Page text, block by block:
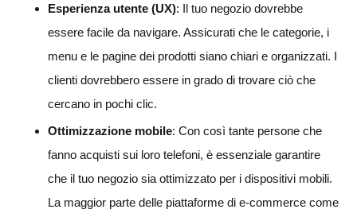
Esperienza utente (UX): Il tuo negozio dovrebbe
essere facile da navigare. Assicurati che le categorie, i
menu e le pagine dei prodotti siano chiari e organizzati. I
clienti dovrebbero essere in grado di trovare ciò che
cercano in pochi clic.
Ottimizzazione mobile: Con così tante persone che
fanno acquisti sui loro telefoni, è essenziale garantire
che il tuo negozio sia ottimizzato per i dispositivi mobili.
La maggior parte delle piattaforme di e-commerce come